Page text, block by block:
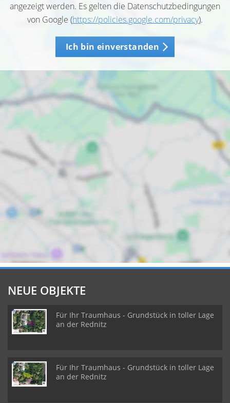
angezeigt werden. Es gelten die Datenschutzbedingungen
von Google (https://policies.google.com/privacy).
Ich bin einverstanden
NEUE OBJEKTE
Für Ihr Traumhaus - Grundstück in toller Lage
an der Rednitz
Für Ihr Traumhaus - Grundstück in toller Lage
an der Rednitz